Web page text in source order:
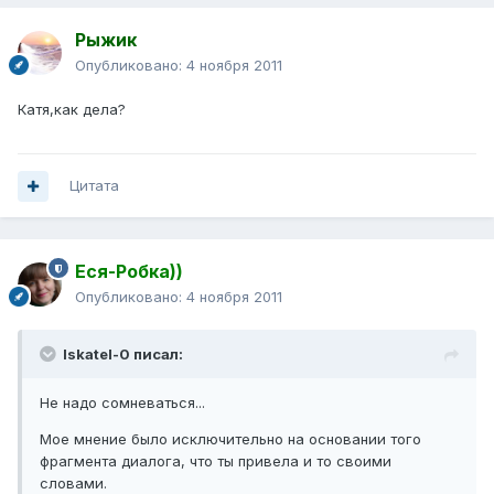
Рыжик
Опубликовано: 4 ноября 2011
Катя,как дела?
Цитата
Еся-Робка))
Опубликовано: 4 ноября 2011
Iskatel-0 писал:
Не надо сомневаться...
Мое мнение было исключительно на основании того
фрагмента диалога, что ты привела и то своими
словами.